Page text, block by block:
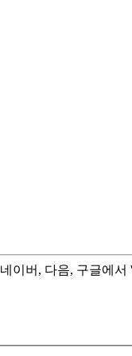
네이버, 다음, 구글에